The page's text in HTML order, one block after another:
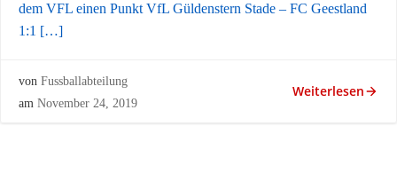
dem VFL einen Punkt VfL Güldenstern Stade – FC Geestland
1:1 […]
von Fussballabteilung
am November 24, 2019
Weiterlesen